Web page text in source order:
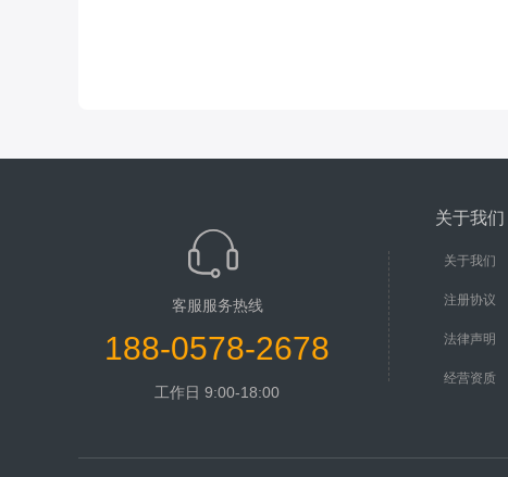
客服服务热线
188-0578-2678
工作日 9:00-18:00
关于我们
关于我们
注册协议
法律声明
经营资质